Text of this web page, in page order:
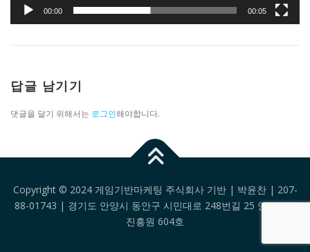
00:00 00:05
답글 남기기
댓글을 달기 위해서는 로그인해야합니다.
Copyright © 2024 게임기반마케팅 주식회사 기반 | 박윤찬 | 207-
88-01743 | 경기도 안양시 동안구 시민대로 248번길 25 안양산업
진흥원 604호